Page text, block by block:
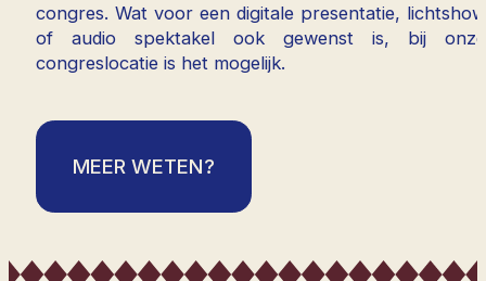
congres. Wat voor een digitale presentatie, lichtshow
of audio spektakel ook gewenst is, bij onze
congreslocatie is het mogelijk.
MEER WETEN?